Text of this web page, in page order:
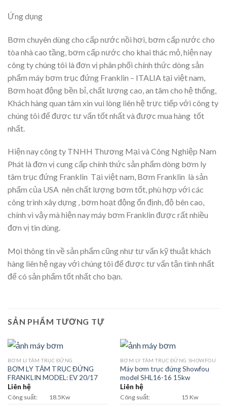
Ứng dụng
Bơm chuyên dùng cho cấp nước nồi hơi, bơm cấp nước cho
tòa nhà cao tầng, bơm cấp nước cho khai thác mỏ, hiện nay
công ty chúng tôi là đơn vị phân phối chính thức dòng sản
phẩm máy bơm trục đứng Franklin – ITALIA tại việt nam,
Bơm hoạt động bền bỉ, chất lượng cao, an tâm cho hệ thống,
Khách hàng quan tâm xin vui lòng liên hệ trực tiếp với công ty
chúng tôi để được tư vấn tốt nhất và được mua hàng tốt
nhất.
Hiện nay công ty TNHH Thương Mại và Công Nghiệp Nam
Phát là đơn vị cung cấp chính thức sản phẩm dòng bơm ly
tâm trục đứng Franklin Tại việt nam, Bơm Franklin là sản
phẩm của USA nên chất lượng bơm tốt, phù hợp với các
công trình xây dựng , bơm hoạt động ổn định, độ bên cao,
chính vì vậy mà hiện nay máy bơm Franklin được rất nhiều
đơn vị tin dùng.
Mọi thông tin về sản phẩm cũng như tư vấn kỹ thuật khách
hàng liên hệ ngay với chúng tôi để được tư vấn tận tình nhất
để có sản phẩm tốt nhất cho bạn.
SẢN PHẨM TƯƠNG TỰ
BƠM LI TÂM TRỤC ĐỨNG
BƠM LY TÂM TRỤC ĐỨNG
FRANKLIN MODEL: EV 20/17
Liên hệ
Công suất:
18.5Kw
BƠM LY TÂM TRỤC ĐỨNG SHOWFOU
Máy bơm trục đứng Showfou
model SHL16-16 15kw
Liên hệ
Công suất:
15 Kw